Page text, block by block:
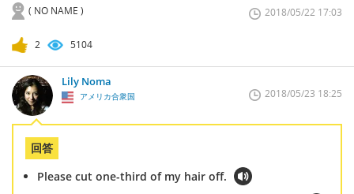
( NO NAME ) 2018/05/22 17:03
2 5104
Lily Noma
アメリカ合衆国 2018/05/23 18:25
回答
Please cut one-third of my hair off.